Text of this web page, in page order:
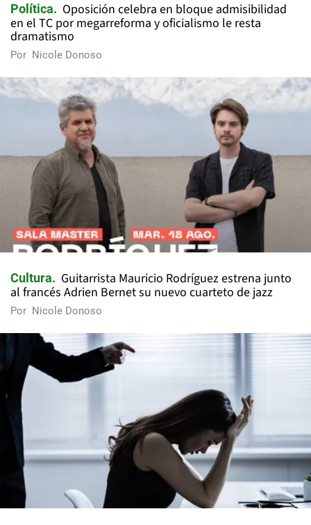
Política
Oposición celebra en bloque admisibilidad
en el TC por megarreforma y oficialismo le resta
dramatismo
Por Nicole Donoso
Cultura
Guitarrista Mauricio Rodríguez estrena junto
al francés Adrien Bernet su nuevo cuarteto de jazz
Por Nicole Donoso